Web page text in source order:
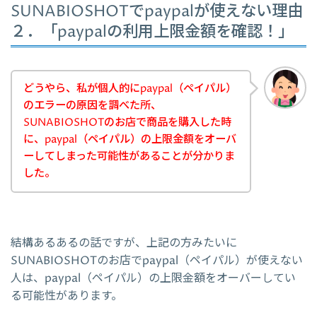
SUNABIOSHOTでpaypalが使えない理由
２．「paypalの利用上限金額を確認！」
どうやら、私が個人的にpaypal（ペイパル）
のエラーの原因を調べた所、
SUNABIOSHOTのお店で商品を購入した時
に、paypal（ペイパル）の上限金額をオーバ
ーしてしまった可能性があることが分かりま
した。
結構あるあるの話ですが、上記の方みたいに
SUNABIOSHOTのお店でpaypal（ペイパル）が使えない
人は、paypal（ペイパル）の上限金額をオーバーしてい
る可能性があります。